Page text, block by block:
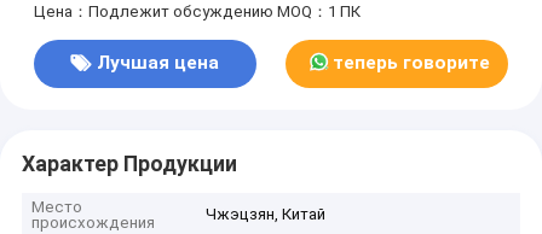
Цена：Подлежит обсуждению MOQ：1 ПК
Лучшая цена теперь говорите
Характер Продукции
Место
происхождения
Чжэцзян, Китай